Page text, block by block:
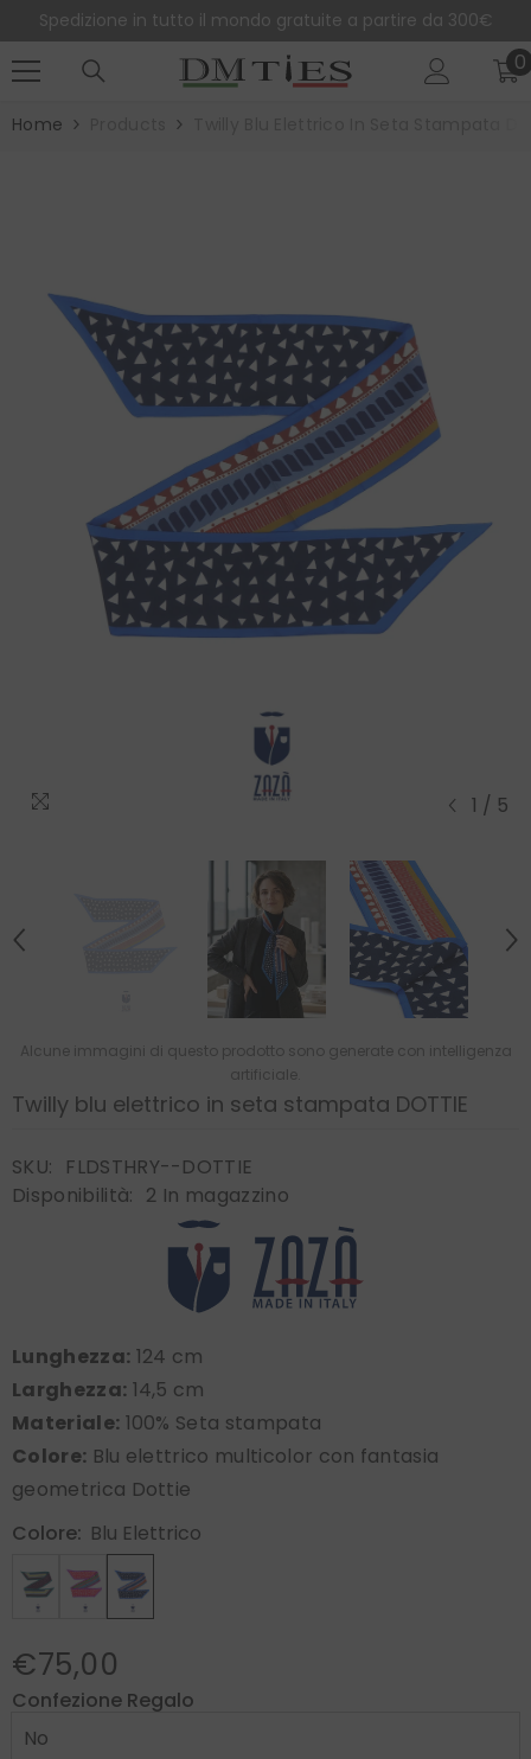
Spedizione in tutto il mondo gratuite a partire da 300€
00
Home
1 / 5
Alcune immagini di questo prodotto sono generate con intelligenza
artificiale.
Twilly blu elettrico in seta stampata DOTTIE
SKU:
FLDSTHRY--DOTTIE
Disponibilità: 2 In magazzino
Lunghezza: 124 cm
Larghezza: 14,5 cm
Materiale: 100% Seta stampata
Colore: Blu elettrico multicolor con fantasia
geometrica Dottie
Colore: Blu Elettrico
€75,00
Confezione Regalo